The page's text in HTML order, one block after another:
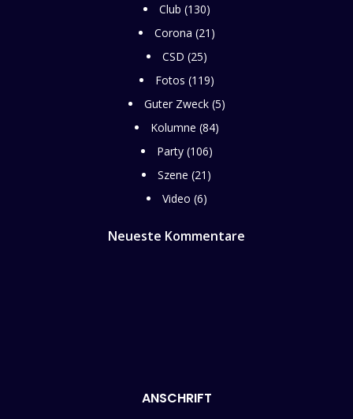
Club (130)
Corona (21)
CSD (25)
Fotos (119)
Guter Zweck(5)
Kolumne (84)
Party(106)
Szene (21)
Video (6)
Neueste Kommentare
ANSCHRIFT